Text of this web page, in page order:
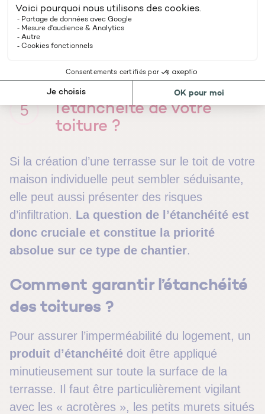
présente de sérieux inconvénients sur le long
terme, car l’isolant n’est pas protégé de
l’humidité et perd peu à peu en efficacité.
5
Comment réaliser
l’étanchéité de votre
toiture ?
Si la création d’une terrasse sur le toit de votre
maison individuelle peut sembler séduisante,
elle peut aussi présenter des risques
d’infiltration. La question de l’étanchéité est
donc cruciale et constitue la priorité
absolue sur ce type de chantier.
Comment garantir l’étanchéité
des toitures ?
Pour assurer l’imperméabilité du logement, un
produit d’étanchéité doit être appliqué
minutieusement sur toute la surface de la
terrasse. Il faut être particulièrement vigilant
avec les « acrotères », les petits murets situés